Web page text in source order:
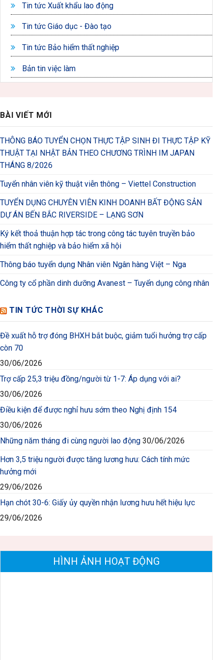
Tin tức Xuất khẩu lao động
Tin tức Giáo dục - Đào tạo
Tin tức Bảo hiểm thất nghiệp
Bản tin việc làm
BÀI VIẾT MỚI
THÔNG BÁO TUYỂN CHỌN THỰC TẬP SINH ĐI THỰC TẬP KỸ
THUẬT TẠI NHẬT BẢN THEO CHƯƠNG TRÌNH IM JAPAN
THÁNG 8/2026
Tuyển nhân viên kỹ thuật viễn thông – Viettel Construction
TUYỂN DỤNG CHUYÊN VIÊN KINH DOANH BẤT ĐỘNG SẢN
DỰ ÁN BẾN BẮC RIVERSIDE – LẠNG SƠN
Ký kết thoả thuận hợp tác trong công tác tuyên truyền bảo
hiểm thất nghiệp và bảo hiểm xã hội
Thông báo tuyển dụng Nhân viên Ngân hàng Việt – Nga
Công ty cổ phần dinh dưỡng Avanest – Tuyển dụng công nhân
TIN TỨC THỜI SỰ KHÁC
Đề xuất hỗ trợ đóng BHXH bắt buộc, giảm tuổi hưởng trợ cấp
còn 70
30/06/2026
Trợ cấp 25,3 triệu đồng/người từ 1-7: Áp dụng với ai?
30/06/2026
Điều kiện để được nghỉ hưu sớm theo Nghị định 154
30/06/2026
Những năm tháng đi cùng người lao động 30/06/2026
Hơn 3,5 triệu người được tăng lương hưu: Cách tính mức
hưởng mới
29/06/2026
Hạn chót 30-6: Giấy ủy quyền nhận lương hưu hết hiệu lực
29/06/2026
HÌNH ẢNH HOẠT ĐỘNG